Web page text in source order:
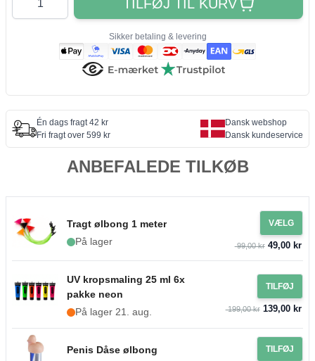
TILFØJ TIL KURV
Sikker betaling & levering
Én dags fragt 42 kr
Fri fragt over 599 kr
Dansk webshop
Dansk kundeservice
ANBEFALEDE TILKØB
Tragt ølbong 1 meter
På lager
VÆLG
99,00 kr49,00 kr
UV kropsmaling 25 ml 6x
pakke neon
På lager 21. aug.
TILFØJ
199,00 kr139,00 kr
Penis Dåse ølbong
TILFØJ